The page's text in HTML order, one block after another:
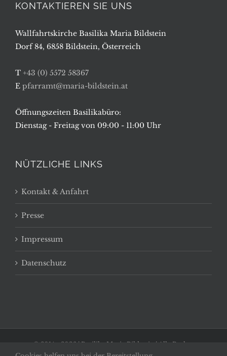
KONTAKTIEREN SIE UNS
Wallfahrtskirche Basilika Maria Bildstein
Dorf 84, 6858 Bildstein, Österreich
T +43 (0) 5572 58367
E pfarramt@maria-bildstein.at
Öffnungszeiten Basilikabüro:
Dienstag - Freitag von 09:00 - 11:00 Uhr
NÜTZLICHE LINKS
Kontakt & Anfahrt
Presse
Impressum
Datenschutz
© 2014 - 2026 | Basilika Maria Bildstein | Alle Rechte